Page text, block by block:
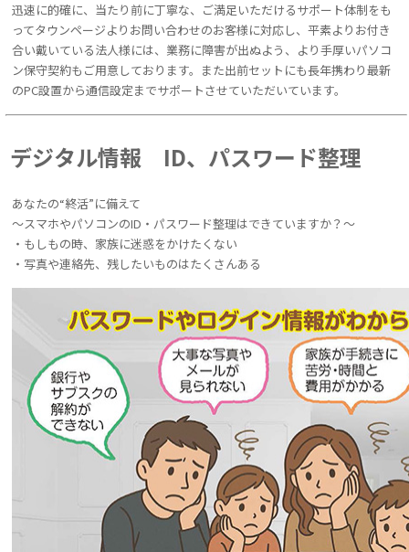
迅速に的確に、当たり前に丁寧な、ご満足いただけるサポート体制をも
ってタウンページよりお問い合わせのお客様に対応し、平素よりお付き
合い戴いている法人様には、業務に障害が出ぬよう、より手厚いパソコ
ン保守契約もご用意しております。また出前セットにも長年携わり最新
のPC設置から通信設定までサポートさせていただいています。
デジタル情報 ID、パスワード整理
あなたの“終活”に備えて
～スマホやパソコンのID・パスワード整理はできていますか？～
・もしもの時、家族に迷惑をかけたくない
・写真や連絡先、残したいものはたくさんある